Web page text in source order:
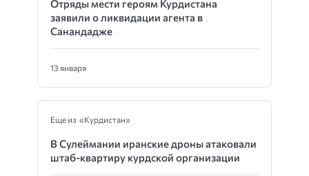
Отряды мести героям Курдистана
заявили о ликвидации агента в
Санандадже
13 января
Еще из «Курдистан»
В Сулеймании иранские дроны атаковали
штаб-квартиру курдской организации